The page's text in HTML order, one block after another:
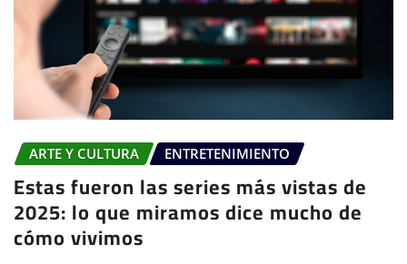
ARTE Y CULTURA ENTRETENIMIENTO
Estas fueron las series más vistas de
2025: lo que miramos dice mucho de
cómo vivimos